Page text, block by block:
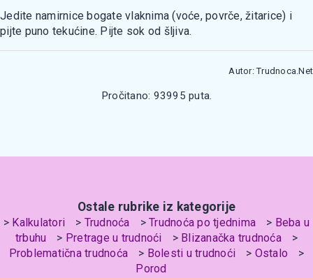
Jedite namirnice bogate vlaknima (voće, povrče, žitarice) i
pijte puno tekućine. Pijte sok od šljiva.
Autor: Trudnoca.Net
Pročitano: 93995 puta.
Ostale rubrike iz kategorije
Kalkulatori Trudnoća Trudnoća po tjednima
Beba u
trbuhu
Pretrage u trudnoći
Blizanačka trudnoća
Problematična trudnoća
Bolesti u trudnoći
Ostalo
Porod